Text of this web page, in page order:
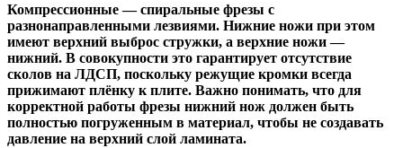
Компрессионные— спиральные фрезы с
разнонаправленными лезвиями. Нижние ножи при этом
имеют верхний выброс стружки, а верхние ножи —
нижний. В совокупности это гарантирует отсутствие
сколов на ЛДСП, поскольку режущие кромки всегда
прижимают плёнку к плите. Важно понимать, что для
корректной работы фрезы нижний нож должен быть
полностью погруженным в материал, чтобы не создавать
давление на верхний слой ламината.